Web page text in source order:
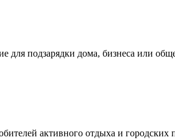
для подзарядки дома, бизнеса или
активного отдыха и городских